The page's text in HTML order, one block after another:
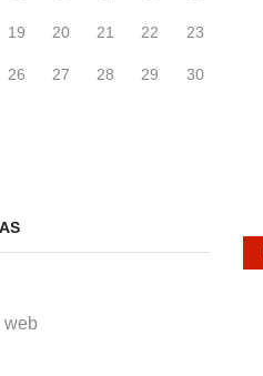
19 20 21 22 23
26 27 28 29 30
web